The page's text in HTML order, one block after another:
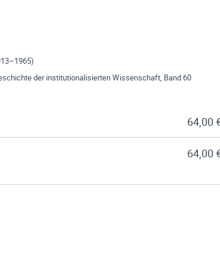
der institutionalisierten Wissenschaft, Band 60
64,00
64,00